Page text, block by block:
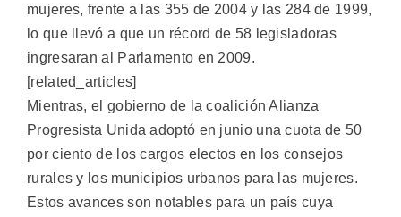
mujeres, frente a las 355 de 2004 y las 284 de 1999,
lo que llevó a que un récord de 58 legisladoras
ingresaran al Parlamento en 2009.
[related_articles]
Mientras, el gobierno de la coalición Alianza
Progresista Unida adoptó en junio una cuota de 50
por ciento de los cargos electos en los consejos
rurales y los municipios urbanos para las mujeres.
Estos avances son notables para un país cuya